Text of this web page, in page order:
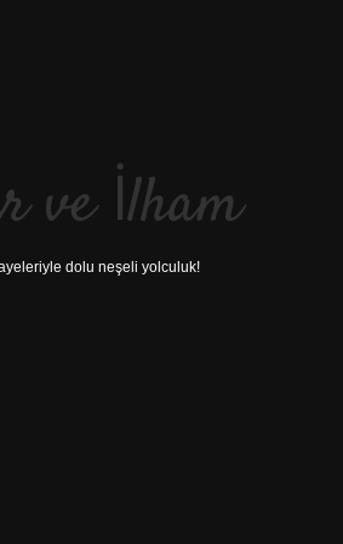
ve İlham
dolu neşeli yolculuk!